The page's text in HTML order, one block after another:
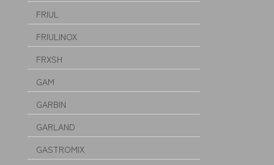
FRIUL
FRIULINOX
FRXSH
GAM
GARBIN
GARLAND
GASTROMIX